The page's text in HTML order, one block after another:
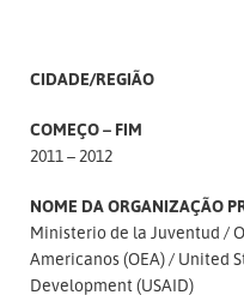
CIDADE/REGIÃO
COMEÇO – FIM
2011 – 2012
NOME DA ORGANIZAÇÃO
Ministerio de la Juventud
Americanos (OEA)
United
Development (USAID)